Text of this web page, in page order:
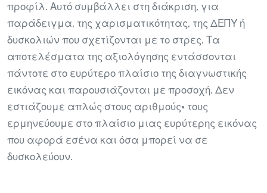
προφίλ. Αυτό συμβάλλει στη διάκριση, για
παράδειγμα, της χαρισματικότητας, της ΔΕΠΥ ή
δυσκολιών που σχετίζονται με το στρες. Τα
αποτελέσματα της αξιολόγησης εντάσσονται
πάντοτε στο ευρύτερο πλαίσιο της διαγνωστικής
εικόνας και παρουσιάζονται με προσοχή. Δεν
εστιάζουμε απλώς στους αριθμούς· τους
ερμηνεύουμε στο πλαίσιο μιας ευρύτερης εικόνας
που αφορά εσένα και όσα μπορεί να σε
δυσκολεύουν.